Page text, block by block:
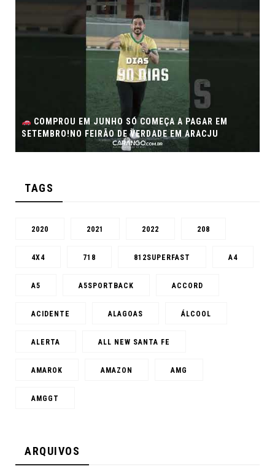
COMPROU EM JUNHO SÓ COMEÇA A PAGAR EM
SETEMBRO!NO FEIRÃO DE VERDADE EM ARACJU
TAGS
2020 2021 2022 208
4X4 718 812SUPERFAST A4
A5 A5SPORTBACK ACCORD
ACIDENTE ALAGOAS ÁLCOOL
ALERTA ALL NEW SANTA FE
AMAROK AMAZON AMG
AMGGT
ARQUIVOS